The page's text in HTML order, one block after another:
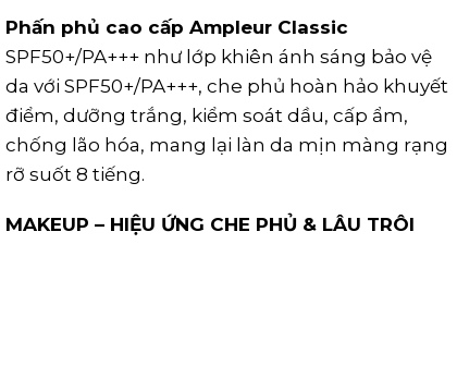
Phấn phủ cao cấp Ampleur Classic
SPF50+/PA+++ như lớp khiên ánh sáng bảo vệ
da với SPF50+/PA+++, che phủ hoàn hảo khuyết
điểm, dưỡng trắng, kiểm soát dầu, cấp ẩm,
chống lão hóa, mang lại làn da mịn màng rạng
rỡ suốt 8 tiếng.
MAKEUP – HIỆU ỨNG CHE PHỦ & LÂU TRÔI